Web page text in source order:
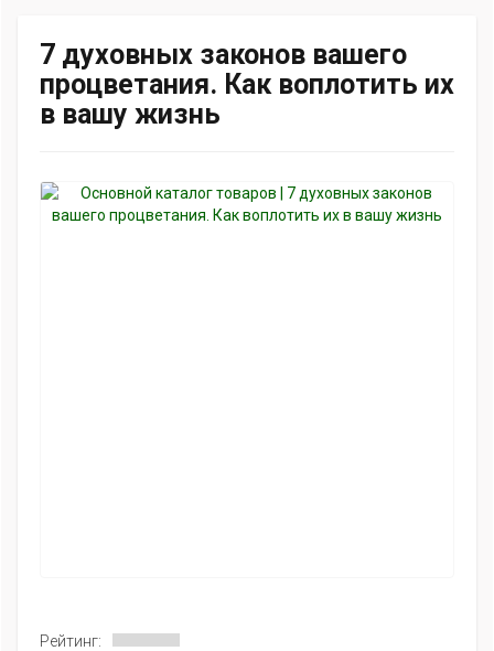
7 духовных законов вашего
процветания. Как воплотить их
в вашу жизнь
Рейтинг: